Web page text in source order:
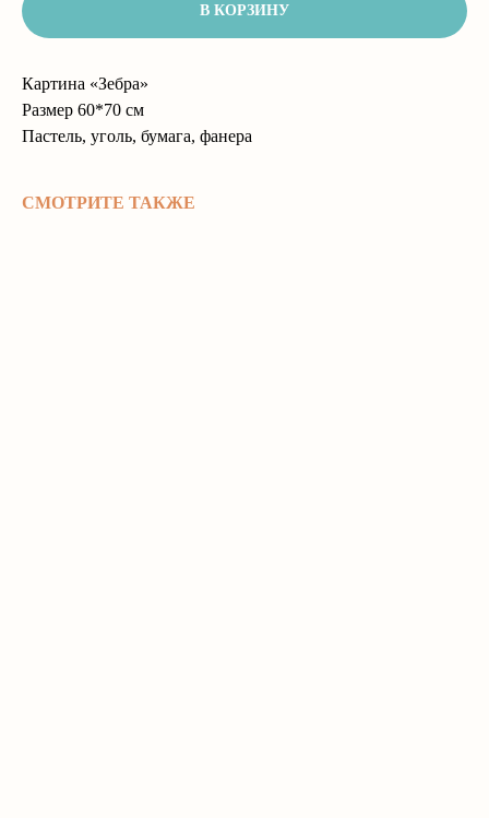
В КОРЗИНУ
Картина «Зебра»
Размер 60*70 см
Пастель, уголь, бумага, фанера
СМОТРИТЕ ТАКЖЕ